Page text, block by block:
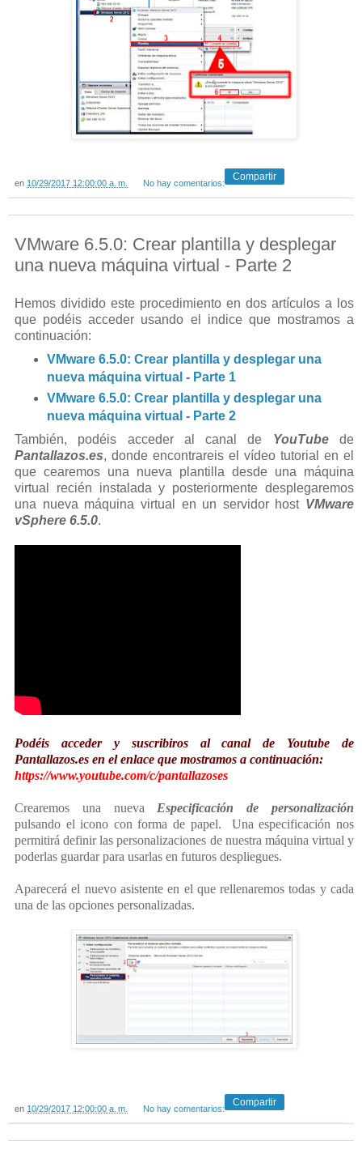
en 10/29/2017 12:00:00 a. m. No hay comentarios:
Compartir
VMware 6.5.0: Crear plantilla y desplegar
una nueva máquina virtual - Parte 2
Hemos dividido este procedimiento en dos artículos a los
que podéis acceder usando el indice que mostramos a
continuación:
VMware 6.5.0: Crear plantilla y desplegar una
nueva máquina virtual - Parte 1
VMware 6.5.0: Crear plantilla y desplegar una
nueva máquina virtual - Parte 2
También, podéis acceder al canal de YouTubede
Pantallazos.es, donde encontrareis el vídeo tutorial en el
que cearemos una nueva plantilla desde una máquina
virtual recién instalada y posteriormente desplegaremos
una nueva máquina virtual en un servidor host VMware
vSphere 6.5.0.
Podéis acceder y suscribiros al canal de Youtube de
Pantallazos.es en el enlace que mostramos a continuación:
https://www.youtube.com/c/pantallazoses
Crearemos una nueva Especificación de personalización
pulsando el icono con forma de papel. Una especificación nos
permitirá definir las personalizaciones de nuestra máquina virtual y
poderlas guardar para usarlas en futuros despliegues.
Aparecerá el nuevo asistente en el que rellenaremos todas y cada
una de las opciones personalizadas.
en 10/29/2017 12:00:00 a. m. No hay comentarios:
Compartir